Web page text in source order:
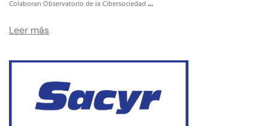
Colaboran Observatorio de la Cibersociedad …
Leer más